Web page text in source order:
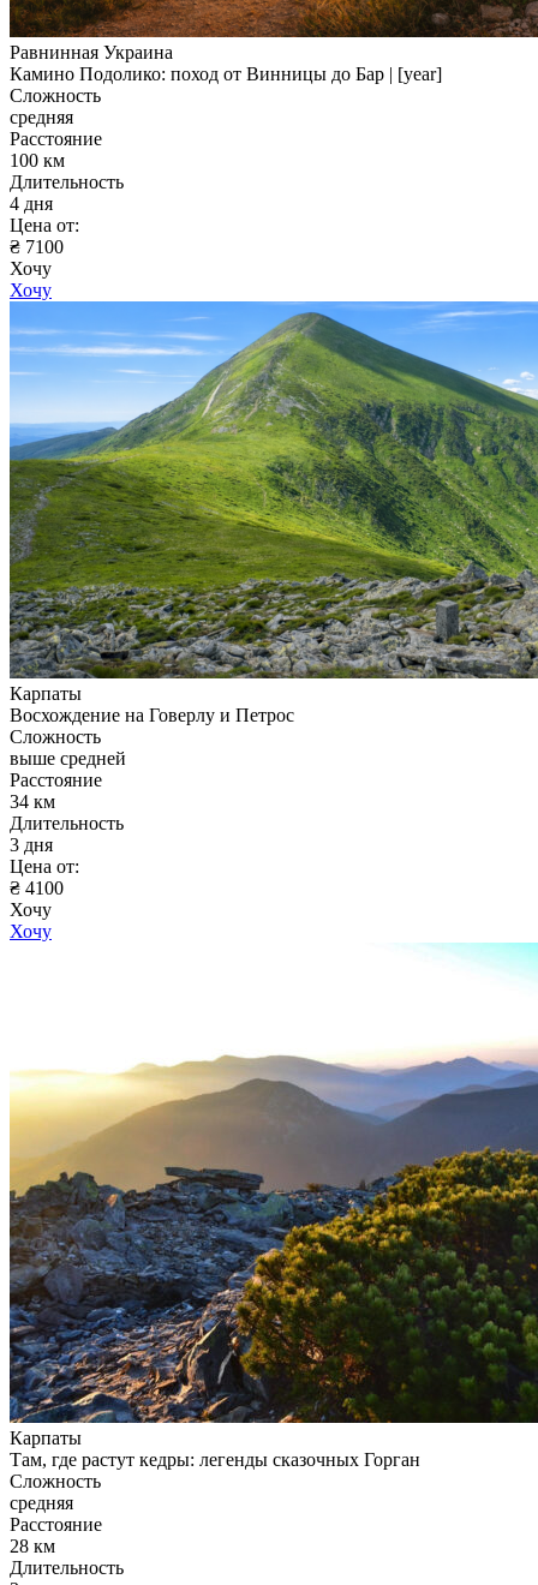
Равнинная Украина
Камино Подолико: поход от Винницы до Бар | [year]
Сложность
средняя
Расстояние
100 км
Длительность
4 дня
Цена от:
₴ 7100
Хочу
Хочу
Карпаты
Восхождение на Говерлу и Петрос
Сложность
выше средней
Расстояние
34 км
Длительность
3 дня
Цена от:
₴ 4100
Хочу
Хочу
Карпаты
Там, где растут кедры: легенды сказочных Горган
Сложность
средняя
Расстояние
28 км
Длительность